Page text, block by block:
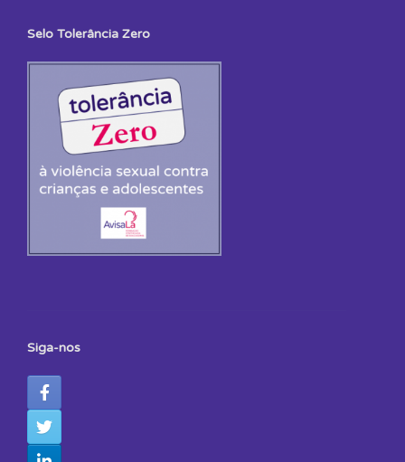
Selo Tolerância Zero
Siga-nos